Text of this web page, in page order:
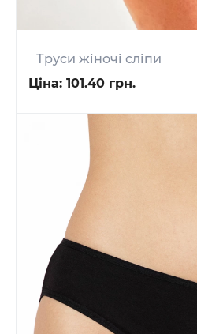
Труси жіночі сліпи
Ціна: 101.40 грн.